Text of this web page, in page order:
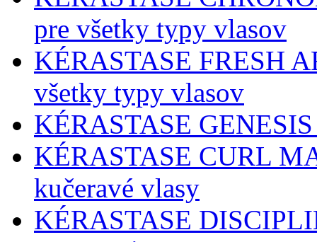
pre všetky typy vlasov
KÉRASTASE FRESH
všetky typy vlasov
KÉRASTASE
KÉRASTASE CURL
kučeravé vlasy
KÉRASTASE